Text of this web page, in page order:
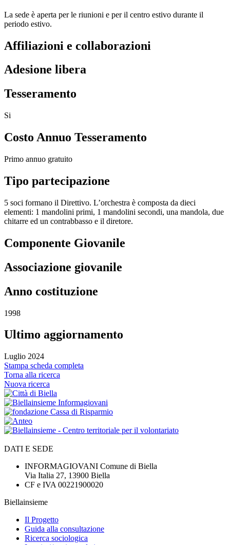
La sede è aperta per le riunioni e per il centro estivo durante il
periodo estivo.
Affiliazioni e collaborazioni
Adesione libera
Tesseramento
Si
Costo Annuo Tesseramento
Primo annuo gratuito
Tipo partecipazione
5 soci formano il Direttivo. L’orchestra è composta da dieci
elementi: 1 mandolini primi, 1 mandolini secondi, una mandola, due
chitarre ed un contrabbasso e il diretore.
Componente Giovanile
Associazione giovanile
Anno costituzione
1998
Ultimo aggiornamento
Luglio 2024
Stampa scheda completa
Torna alla ricerca
Nuova ricerca
DATI E SEDE
INFORMAGIOVANI Comune di Biella
Via Italia 27, 13900 Biella
CF e IVA 00221900020
Biellainsieme
Il Progetto
Guida alla consultazione
Ricerca sociologica